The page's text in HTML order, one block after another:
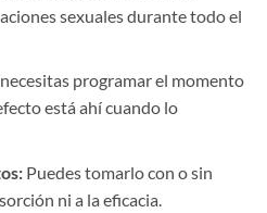
sexuales durante todo el
programar el momento
está ahí cuando lo
Puedes tomarlo con o sin
ni a la eficacia.